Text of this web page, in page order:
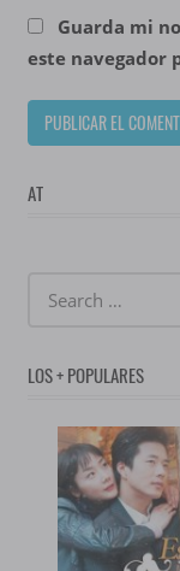
Guarda mi
este navegador
AT
LOS + POPULARES